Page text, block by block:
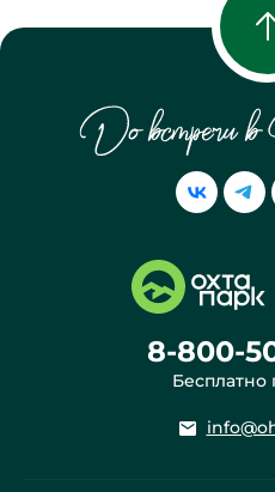
8-800-
Бесплатно